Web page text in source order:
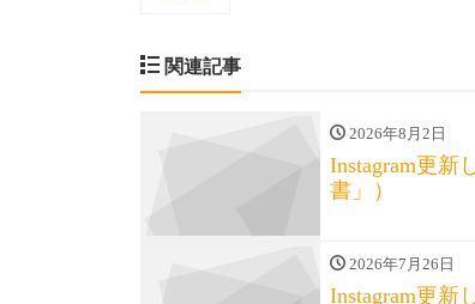
関連記事
2026年8月2日
Instagram更新
書」）
2026年7月26日
Instagram更新